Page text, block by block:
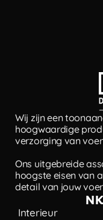
Wij zijn een
hoogwaardige
verzorging van
Ons uitgebreide
hoogste eisen van
detail van jouw
Interieur